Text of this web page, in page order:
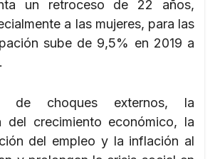
un retroceso de 22 años,
a las mujeres, para las
sube de 9,5% en 2019 a
de choques externos, la
del crecimiento económico, la
del empleo y la inflación al